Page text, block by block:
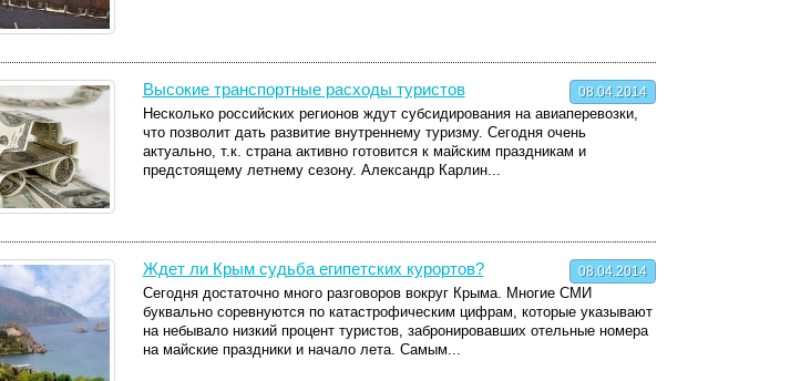
08.04.2014
Высокие транспортные расходы туристов
Несколько российских регионов ждут субсидирования на авиаперевозки,
что позволит дать развитие внутреннему туризму. Сегодня очень
актуально, т.к. страна активно готовится к майским праздникам и
предстоящему летнему сезону. Александр Карлин...
08.04.2014
Ждет ли Крым судьба египетских курортов?
Сегодня достаточно много разговоров вокруг Крыма. Многие СМИ
буквально соревнуются по катастрофическим цифрам, которые указывают
на небывало низкий процент туристов, забронировавших отельные номера
на майские праздники и начало лета. Самым...